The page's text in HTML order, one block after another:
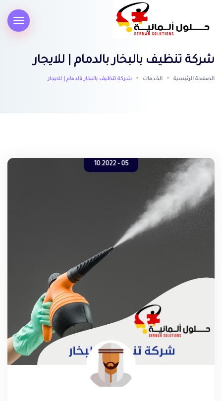
شركة تنظيف بالبخار بالدمام | للايجار
الصفحة الرئيسية الخدمات شركة تنظيف بالبخار بالدمام | للايجار
05 - 10.2022